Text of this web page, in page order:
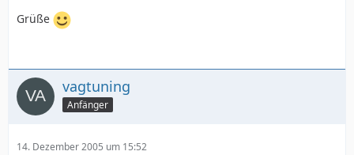
Grüße
vagtuning
Anfänger
14. Dezember 2005 um 15:52